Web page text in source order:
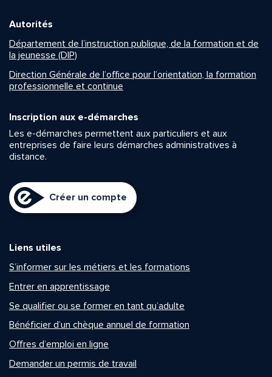
Autorités
Département de l’instruction publique, de la formation et de
la jeunesse (DIP)
Direction Générale de l’office pour l’orientation, la formation
professionnelle et continue
Inscription aux e-démarches
Les e-démarches permettent aux particuliers et aux
entreprises de faire leurs démarches administratives à
distance.
Créer un compte
Liens utiles
S’informer sur les métiers et les formations
Entrer en apprentissage
Se qualifier ou se former en tant qu’adulte
Bénéficier d’un chèque annuel de formation
Offres d’emploi en ligne
Demander un permis de travail